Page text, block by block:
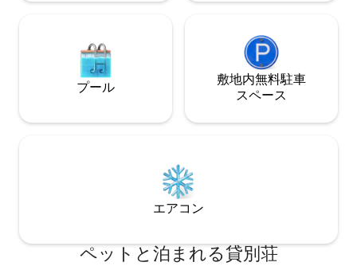
プール
敷地内無料駐⁠車
ス⁠ペ⁠ー⁠ス
エアコン
ペットと泊まれる貸別荘